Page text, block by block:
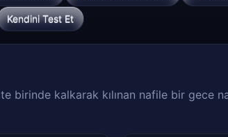
Kendini Test Et
birinde kalkarak kılınan nafile bir gece